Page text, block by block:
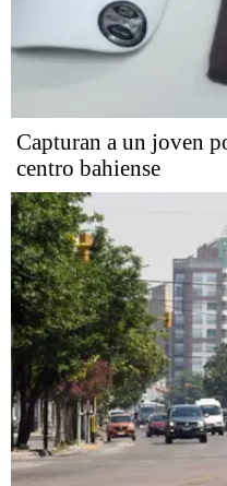
Capturan a un joven
centro bahiense